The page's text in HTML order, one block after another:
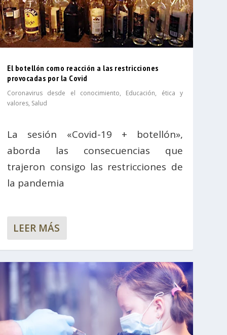
El botellón como reacción a las restricciones
provocadas por la Covid
Coronavirus desde el conocimiento, Educación, ética y
valores, Salud
La sesión «Covid-19 + botellón»,
aborda las consecuencias que
trajeron consigo las restricciones de
la pandemia
LEER MÁS